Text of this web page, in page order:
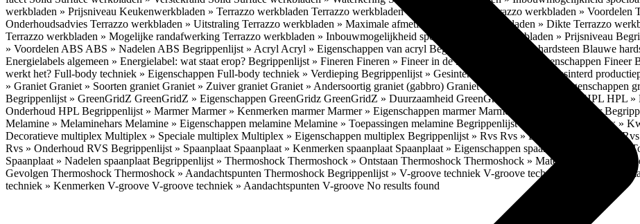
werkbladen » Prijsniveau Keukenwerkbladen » Terrazzo werkbladen Terrazzo werkbladen » Eigenschappen Terrazzo werkbladen » Voordelen
Onderhoudsadvies Terrazzo werkbladen » Uitstraling Terrazzo werkbladen » Maximale afmetingen Terrazzo werkbladen » Dikte Terrazzo
Terrazzo werkbladen » Mogelijke randafwerking Terrazzo werkbladen » Inbouwmogelijkheid spoelbak Terrazzo werkbladen » Prijsniveau
» Voordelen ABS ABS » Nadelen ABS Begrippenlijst » Acryl Acryl » Eigenschappen van acryl Begrippenlijst » Blauwe hardsteen Blauwe
Energielabels algemeen » Energielabel: wat staat erop? Begrippenlijst » Fineren Fineren » Fineer in de keuken Fineren » Eigenschappen Fineer
werkt het? Full-body techniek » Eigenschappen Full-body techniek » Verdieping Begrippenlijst » Gesinterd productieproces Gesinterd
» Graniet Graniet » Soorten graniet Graniet » Zuiver graniet Graniet » Andersoortig graniet (gabbro) Graniet » Gneis Graniet » Eigenschappen
Begrippenlijst » GreenGridZ GreenGridZ » Eigenschappen GreenGridz GreenGridZ » Duurzaamheid GreenGridz Begrippenlijst » HPL HPL »
Onderhoud HPL Begrippenlijst » MarmerMarmer » Kenmerken marmerMarmer » Eigenschappen marmerMarmer » Productie marmer
Melamine » Melaminehars Melamine » Eigenschappen melamine Melamine » Toepassingen melamine Begrippenlijst » Multiplex Multiplex »
Decoratieve multiplex Multiplex » Speciale multiplex Multiplex » Eigenschappen multiplex Begrippenlijst » Rvs Rvs » Eigenschappen RVS
Rvs » Onderhoud RVS Begrippenlijst » Spaanplaat Spaanplaat » Kenmerken spaanplaat Spaanplaat » Eigenschappen spaanplaat Spaanplaat »
Spaanplaat » Nadelen spaanplaat Begrippenlijst » Thermoshock Thermoshock » Ontstaan Thermoshock Thermoshock » Materialen &
Gevolgen Thermoshock Thermoshock » Aandachtspunten Thermoshock Begrippenlijst » V-groove techniek V-groove techniek » Toepasbare
techniek » Kenmerken V-groove V-groove techniek » Aandachtspunten V-groove No results found